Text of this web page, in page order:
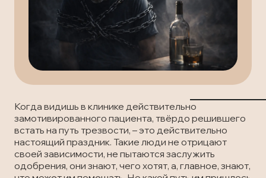
Лечение алкоголизма
Транспортировка пациентов
Лечение в стационаре
Скорая медицинская помощь
Онлайн-консультация
Вызов врача
Запись на прием
Вызов врача
Запись на прием
Когда видишь в клинике действительно
замотивированного пациента, твёрдо решившего
встать на путь трезвости, – это действительно
настоящий праздник. Такие люди не отрицают
своей зависимости, не пытаются заслужить
одобрения, они знают, чего хотят, а, главное, знают,